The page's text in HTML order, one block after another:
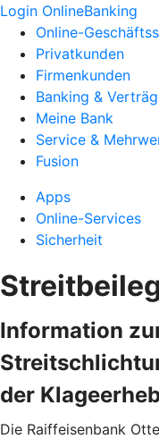
Login OnlineBanking
Online-
Privatkunden
Firmenkunden
Banking &
Meine Bank
Service &
Fusion
Apps
Online-Services
Sicherheit
Information
der
Die Raiffeisenbank